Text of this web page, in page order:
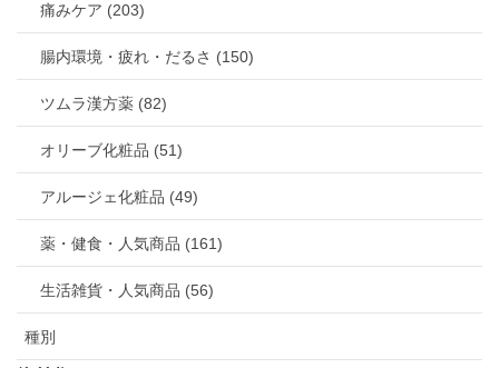
痛みケア (203)
腸内環境・疲れ・だるさ (150)
ツムラ漢方薬 (82)
オリーブ化粧品 (51)
アルージェ化粧品 (49)
薬・健食・人気商品 (161)
生活雑貨・人気商品 (56)
種別